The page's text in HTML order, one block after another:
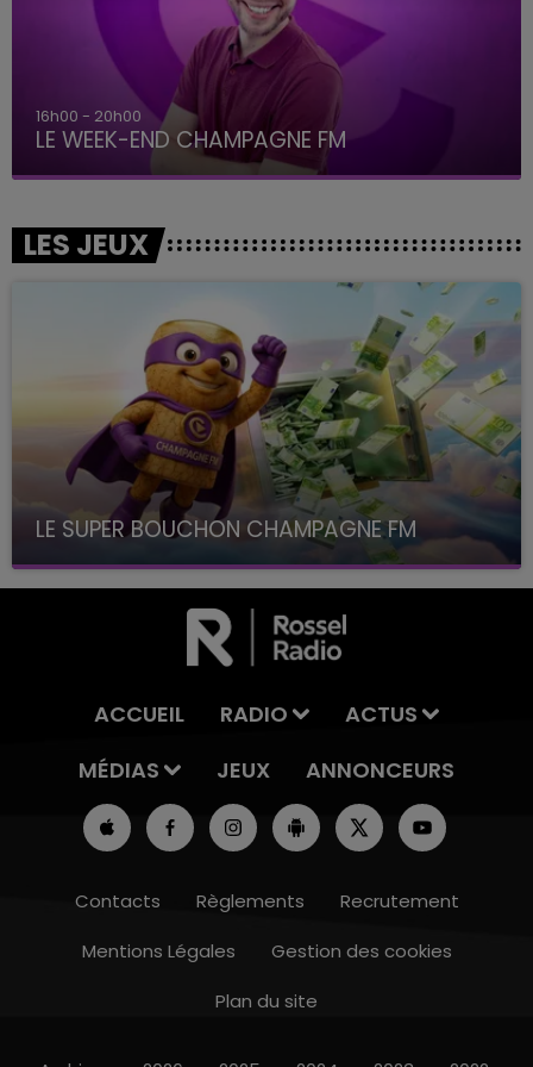
7h00 - 12h00
16h00 - 20h00
LE WEEK-END CHAMPAGNE FM
LES JEUX
LE SUPER BOUCHON CHAMPAGNE FM
avec La Famille Champagne FM, à 8H10
ACCUEIL RADIO
ACTUS
MÉDIAS
JEUX ANNONCEURS
Contacts Règlements
Recrutement
Mentions Légales
Gestion des cookies
Plan du site